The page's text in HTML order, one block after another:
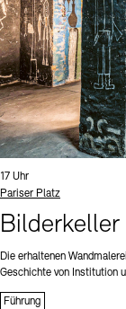
Uhrzeit:
17 Uhr
Standort
Pariser Platz
Bilderkeller
Die erhaltenen
Geschichte von Institution
Führung